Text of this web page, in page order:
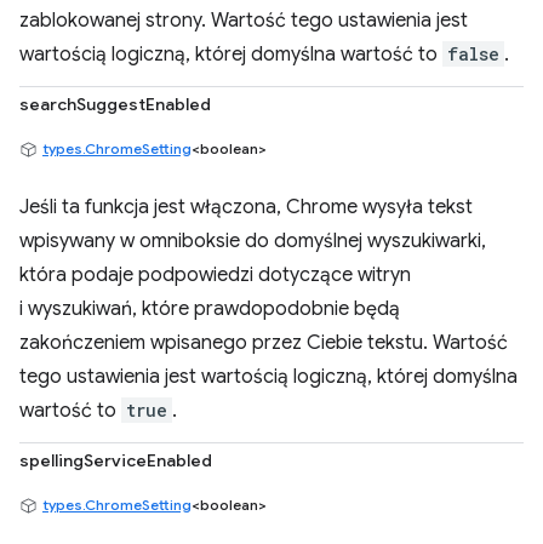
zablokowanej strony. Wartość tego ustawienia jest
wartością logiczną, której domyślna wartość to false .
searchSuggestEnabled
types.ChromeSetting<boolean>
Jeśli ta funkcja jest włączona, Chrome wysyła tekst
wpisywany w omniboksie do domyślnej wyszukiwarki,
która podaje podpowiedzi dotyczące witryn
i wyszukiwań, które prawdopodobnie będą
zakończeniem wpisanego przez Ciebie tekstu. Wartość
tego ustawienia jest wartością logiczną, której domyślna
wartość to true .
spellingServiceEnabled
types.ChromeSetting<boolean>